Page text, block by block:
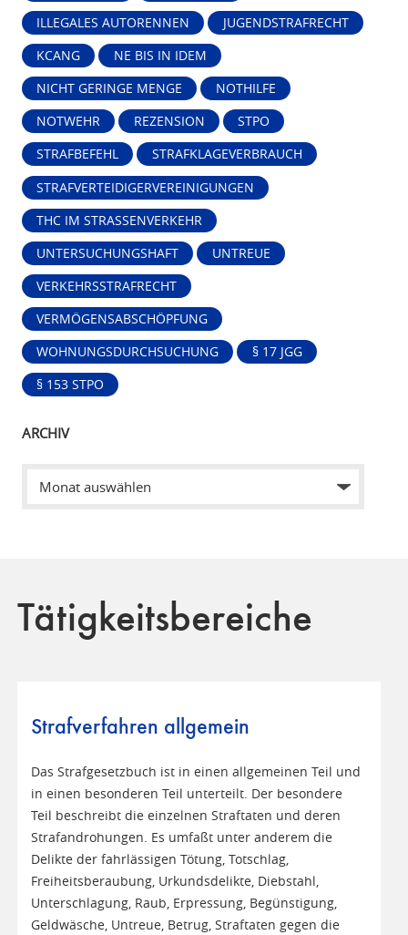
ILLEGALES AUTORENNEN JUGENDSTRAFRECHT
KCANG NE BIS IN IDEM
NICHT GERINGE MENGE NOTHILFE
NOTWEHR REZENSION STPO
STRAFBEFEHL STRAFKLAGEVERBRAUCH
STRAFVERTEIDIGERVEREINIGUNGEN
THC IM STRASSENVERKEHR
UNTERSUCHUNGSHAFT UNTREUE
VERKEHRSSTRAFRECHT
VERMÖGENSABSCHÖPFUNG
WOHNUNGSDURCHSUCHUNG § 17 JGG
§ 153 STPO
ARCHIV
Tätigkeitsbereiche
Strafverfahren allgemein
Das Strafgesetzbuch ist in einen allgemeinen Teil und
in einen besonderen Teil unterteilt. Der besondere
Teil beschreibt die einzelnen Straftaten und deren
Strafandrohungen. Es umfaßt unter anderem die
Delikte der fahrlässigen Tötung, Totschlag,
Freiheitsberaubung, Urkundsdelikte, Diebstahl,
Unterschlagung, Raub, Erpressung, Begünstigung,
Geldwäsche, Untreue, Betrug, Straftaten gegen die